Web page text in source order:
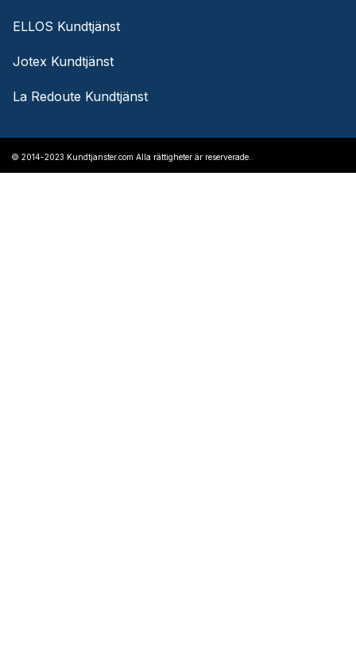
ELLOS Kundtjänst
Jotex Kundtjänst
La Redoute Kundtjänst
© 2014-2023 Kundtjanster.com Alla rättigheter är reserverade..